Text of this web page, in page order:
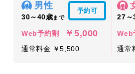
男性
30～40歳まで
予約可
Web予約割 ￥5,000
通常料金 ￥5,500
27～
Web
通常